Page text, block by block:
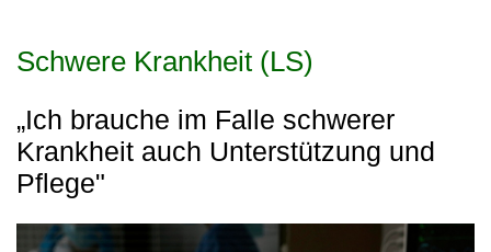
Schwere Krankheit (LS)
„Ich brauche im Falle schwerer
Krankheit auch Unterstützung und
Pflege"